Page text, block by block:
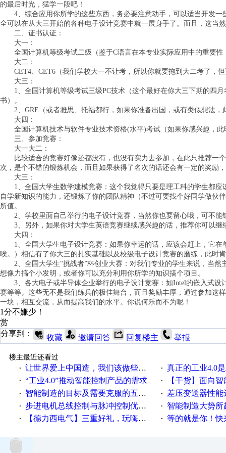
的最后时光，猛学一段吧！
4、综合应用你所学的这些东西，务必要注意动手，可以适当开发一
全可以在从大三开始的各种电子设计竞赛中就一展身手了。而且，这当
二、证书认证：
大一：
全国计算机等级考试二级（鉴于C语言在本专业实际应用中的重要性
大二：
CET4、CET6（我们学校大一不让考，所以你就要拖到大二考了，
大三：
1、全国计算机等级考试三级PC技术（这个最好在你大三下期的四月
书）。
2、GRE（或者雅思、托福都行，如果你准备出国，或有类似想法，
大四：
全国计算机技术与软件专业技术资格(水平)考试（如果你感兴趣，此
三、参加竞赛：
大一大二：
比较适合的竞赛好像还都没有，也没有实力去参加，在此只推荐一
次，是个不错的锻炼机会，而且如果获得了名次的话还会有一定的奖励
大三：
1、全国大学生数学建模竞赛：这个我觉得只要是理工科的学生都应
自学新知识的能力，还锻炼了你的团队精神（不过可要找个好同学做伙
所值。
2、学校里面自己举行的电子设计竞赛，当然你也要留心哦，可不能
3、另外，如果你对大学生英语竞赛继续感兴趣的话，推荐你可以继
大四：
1、全国大学生电子设计竞赛：如果你幸运的话，应该会赶上，它在
唉。）相信有了你大三的扎实基础以及校级电子设计竞赛的磨练，此时
2、全国大学生“挑战者”杯创业大赛：对我们专业的学生来说，当然
想像力搞个小发明，或者你可以充分利用你所学的知识搞个项目。
3、各大电子或半导体企业举行的电子设计竞赛：如Intel的嵌入式设
赛等等。这些无不是我们练兵的极佳舞台，而且奖励丰厚，通过参加这
一块，相互交流，从而提高我们的水平。你说何乐而不为呢！
1分不嫌少！
赏
分享到：
收藏 邀请回答 回复楼主 举报
楼主最近还看过
· 让世界爱上中国造，我们该做些什么 · 真正的工业4.0
· “工业4.0”推动智能控制产品的需求 · 【干货】面向
· 智能制造的目标及需要克服的五个障碍 · 差压变送器性能达
· 步进电机总线控制与脉冲控制优缺点 · 智能制造大势所趋
· 【德力西电气】三重好礼，玩嗨夏日！ · 等的就是你！快来